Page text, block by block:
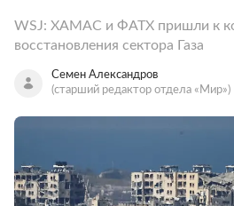
WSJ: ХАМАС и ФАТХ пришли к
восстановления сектора Газа
Семен Александров
(старший редактор отдела «Мир»)